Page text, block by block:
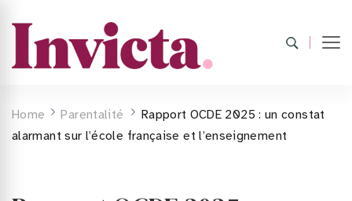
Home Parentalité
Rapport OCDE 2025 : un constat
alarmant sur l’école française et l’enseignement